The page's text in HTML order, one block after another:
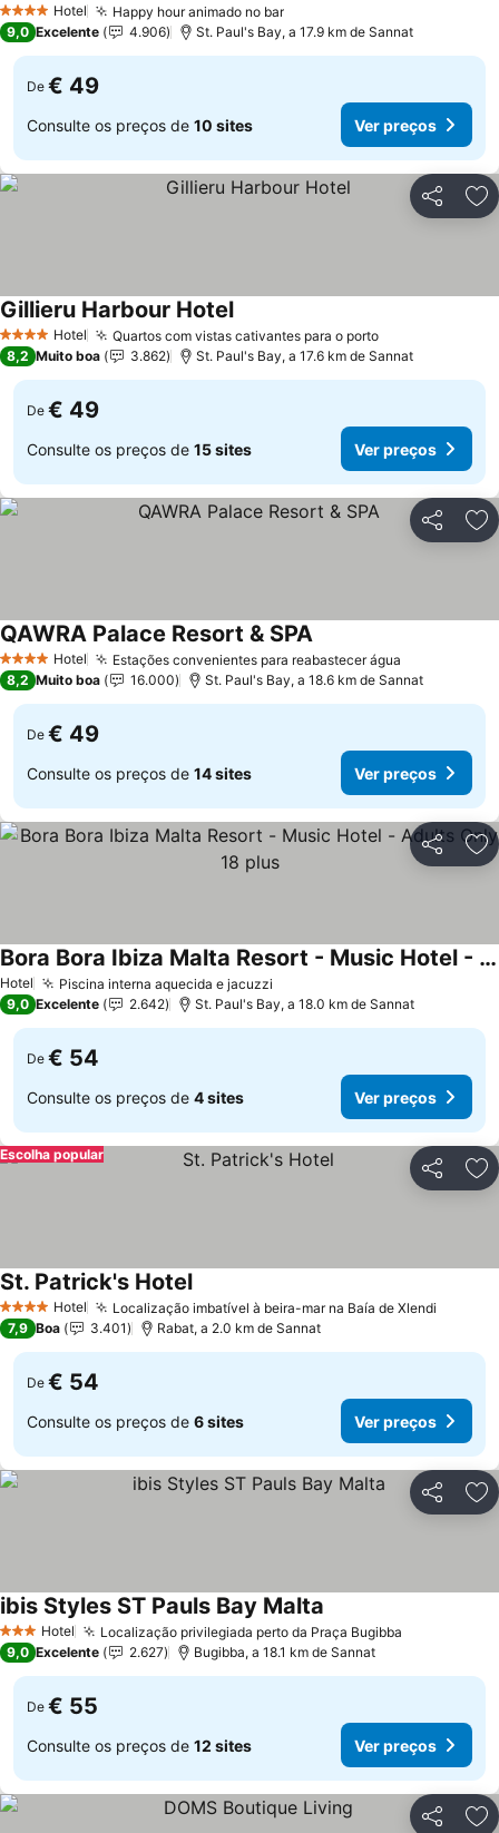
4 EstrelasHotel Happy hour animado no barVer preços
9,0 Excelente 4.906 St. Paul's Bay, a 17.9 km de Sannat
De € 49
Consulte os preços de 10 sites Ver preços
Partilhar
4 EstrelasHotel Quartos com vistas cativantes para o portoVer preços
Gillieru Harbour HotelVer preços
8,2 Muito boa 3.862 St. Paul's Bay, a 17.6 km de Sannat
De € 49
Consulte os preços de 15 sites Ver preços
Partilhar
4 EstrelasHotel Estações convenientes para reabastecer água
QAWRA Palace Resort & SPAVer preços
8,2 Muito boa 16.000 St. Paul's Bay, a 18.6 km de Sannat
De € 49
Consulte os preços de 14 sites Ver preços
Partilhar
Hotel Piscina interna aquecida e jacuzzi
Bora Bora Ibiza Malta Resort - Music Hotel - Adults Only 18 plus
Ver preços
9,0 Excelente 2.642 St. Paul's Bay, a 18.0 km de Sannat
De € 54
Consulte os preços de 4 sites Ver preços
Partilhar
Escolha popular
4 EstrelasHotel Localização imbatível à beira-mar na Baía de Xlendi
St. Patrick's HotelVer preços
7,9 Boa 3.401 Rabat, a 2.0 km de Sannat
De € 54
Consulte os preços de 6 sites Ver preços
Partilhar
3 EstrelasHotel Localização privilegiada perto da Praça Bugibba
ibis Styles ST Pauls Bay Malta
9,0 Excelente 2.627 Bugibba, a 18.1 km de Sannat
De € 55
Consulte os preços de 12 sites Ver preços
Partilhar